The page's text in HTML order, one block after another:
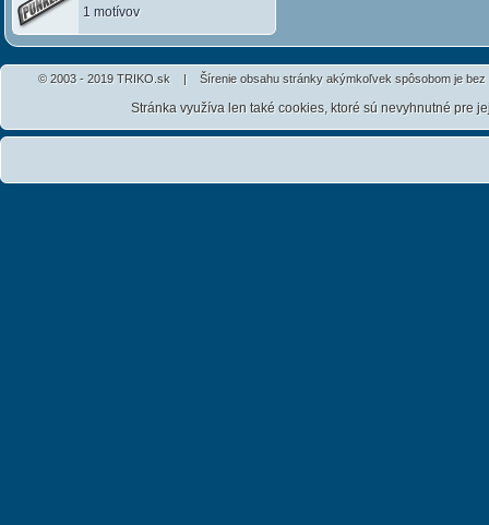
1 motívov
© 2003 - 2019 TRIKO.sk | Šírenie obsahu stránky akýmkoľvek spôsobom je
Stránka využíva len také cookies, ktoré sú nevyhnutné pre